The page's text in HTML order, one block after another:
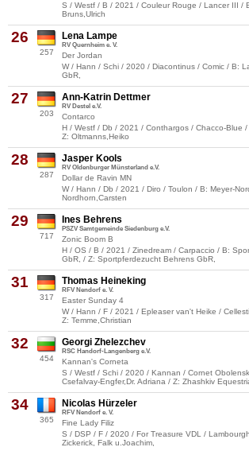
S / Westf / B / 2021 / Couleur Rouge / Lancer III /
Bruns,Ulrich
26
257
Lena Lampe
RV Quernheim e. V.
Der Jordan
W / Hann / Schi / 2020 / Diacontinus / Comic / B:
GbR,
27
203
Ann-Katrin Dettmer
RV Destel e.V.
Contarco
H / Westf / Db / 2021 / Conthargos / Chacco-Blue
Z: Oltmanns,Heiko
28
287
Jasper Kools
RV Oldenburger Münsterland e.V.
Dollar de Ravin MN
W / Hann / Db / 2021 / Diro / Toulon / B: Meyer-
Nordhorn,Carsten
29
717
Ines Behrens
PSZV Samtgemeinde Siedenburg e.V.
Zonic Boom B
H / OS / B / 2021 / Zinedream / Carpaccio / B:
GbR, / Z: Sportpferdezucht Behrens GbR,
31
317
Thomas Heineking
RFV Nendorf e. V.
Easter Sunday 4
W / Hann / F / 2021 / Epleaser van't Heike /
Z: Temme,Christian
32
454
Georgi Zhelezchev
RSC Handorf-Langenberg e.V.
Kannan's Corneta
S / Westf / Schi / 2020 / Kannan / Cornet
Csefalvay-Engfer,Dr. Adriana / Z: Zhashkiv
34
365
Nicolas Hürzeler
RFV Nendorf e. V.
Fine Lady Filiz
S / DSP / F / 2020 / For Treasure VDL /
Zickerick, Falk u.Joachim,